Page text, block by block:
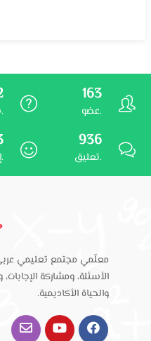
163
عضو. سؤال.
936
تعليق. إجابة.
معلّمي مجتمع تعليمي
الأسئلة، ومشاركة
والحياة الأكاديمية.